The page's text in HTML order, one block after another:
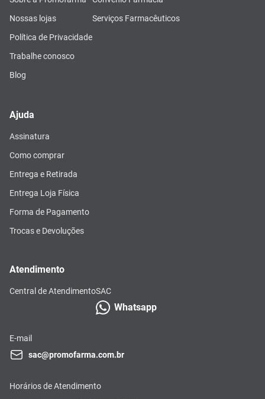
Nossas lojas
Política de Privacidade
Trabalhe conosco
Blog
Serviços Farmacêuticos
Ajuda
Assinatura
Como comprar
Entrega e Retirada
Entrega Loja Física
Forma de Pagamento
Trocas e Devoluções
Atendimento
Central de AtendimentoSAC
Whatsapp
E-mail
sac@promofarma.com.br
Horários de Atendimento